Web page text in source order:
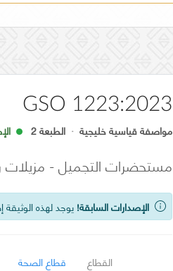
GSO 1223:2023
مواصفة قياسية خليجية · الطبعة 2
مستحضرات التجميل - مزيلات
الإصدارات السابقة! يوجد لهذه
القطاع
قطاع الصحة